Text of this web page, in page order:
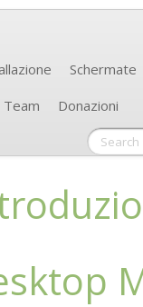
Schermate
Team Donazioni